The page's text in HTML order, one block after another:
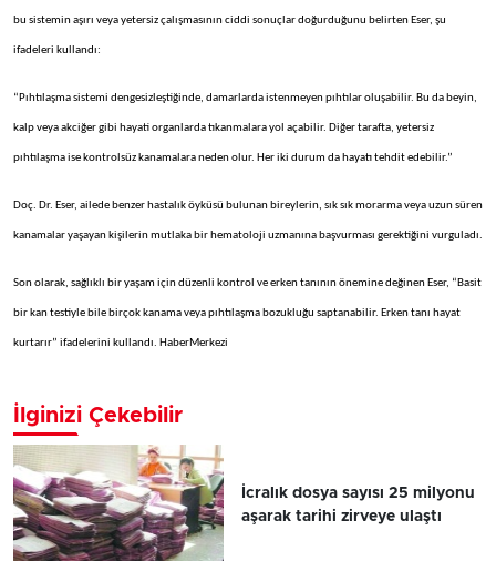
bu sistemin aşırı veya yetersiz çalışmasının ciddi sonuçlar doğurduğunu belirten Eser, şu
ifadeleri kullandı:
“Pıhtılaşma sistemi dengesizleştiğinde, damarlarda istenmeyen pıhtılar oluşabilir. Bu da beyin,
kalp veya akciğer gibi hayati organlarda tıkanmalara yol açabilir. Diğer tarafta, yetersiz
pıhtılaşma ise kontrolsüz kanamalara neden olur. Her iki durum da hayatı tehdit edebilir.”
Doç. Dr. Eser, ailede benzer hastalık öyküsü bulunan bireylerin, sık sık morarma veya uzun süren
kanamalar yaşayan kişilerin mutlaka bir hematoloji uzmanına başvurması gerektiğini vurguladı.
Son olarak, sağlıklı bir yaşam için düzenli kontrol ve erken tanının önemine değinen Eser, “Basit
bir kan testiyle bile birçok kanama veya pıhtılaşma bozukluğu saptanabilir. Erken tanı hayat
kurtarır” ifadelerini kullandı. HaberMerkezi
İlginizi Çekebilir
İcralık dosya sayısı 25 milyonu
aşarak tarihi zirveye ulaştı